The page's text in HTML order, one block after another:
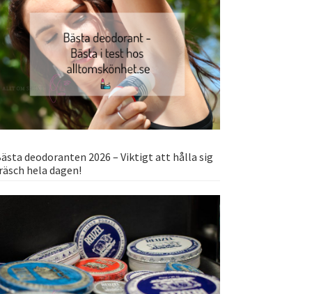
deodoranten 2026 – Viktigt att hålla sig
hela dagen!